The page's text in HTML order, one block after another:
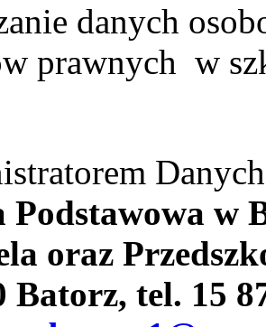
danych
prawnych w
Podstawowa
oraz
Batorz, tel. 15